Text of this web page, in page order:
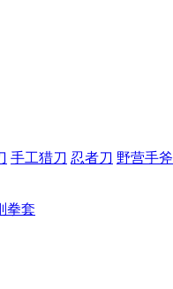
手工猎刀 忍者刀 野营手斧
拳套